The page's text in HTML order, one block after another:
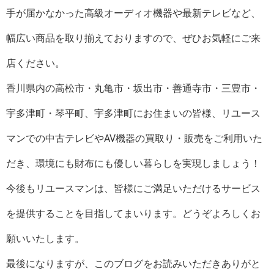
手が届かなかった高級オーディオ機器や最新テレビなど、
幅広い商品を取り揃えておりますので、ぜひお気軽にご来
店ください。
香川県内の高松市・丸亀市・坂出市・善通寺市・三豊市・
宇多津町・琴平町、宇多津町にお住まいの皆様、リユース
マンでの中古テレビやAV機器の買取り・販売をご利用いた
だき、環境にも財布にも優しい暮らしを実現しましょう！
今後もリユースマンは、皆様にご満足いただけるサービス
を提供することを目指してまいります。どうぞよろしくお
願いいたします。
最後になりますが、このブログをお読みいただきありがと